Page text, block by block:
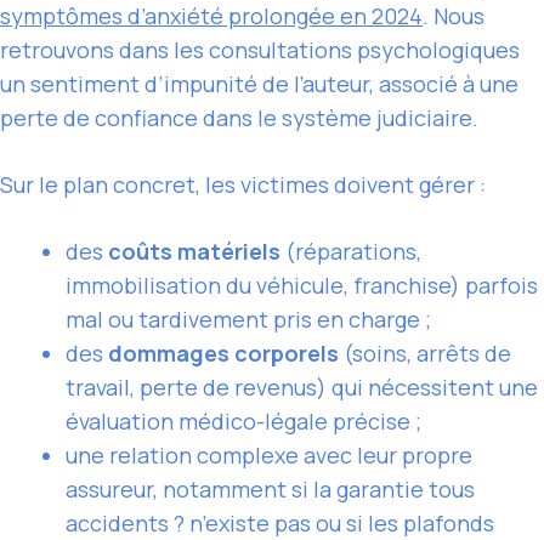
symptômes d’anxiété prolongée en 2024. Nous
retrouvons dans les consultations psychologiques
un sentiment d’impunité de l’auteur, associé à une
perte de confiance dans le système judiciaire.
Sur le plan concret, les victimes doivent gérer :
des coûts matériels (réparations,
immobilisation du véhicule, franchise) parfois
mal ou tardivement pris en charge ;
des dommages corporels (soins, arrêts de
travail, perte de revenus) qui nécessitent une
évaluation médico-légale précise ;
une relation complexe avec leur propre
assureur, notamment si la garantie tous
accidents ? n’existe pas ou si les plafonds